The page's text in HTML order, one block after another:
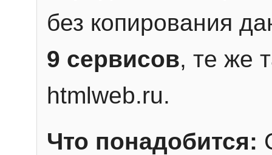
без копирования
9 сервисов, те же
htmlweb.ru.
Что понадобится: